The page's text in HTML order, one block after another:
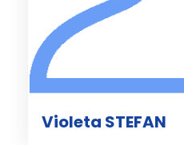
Violeta STEFAN